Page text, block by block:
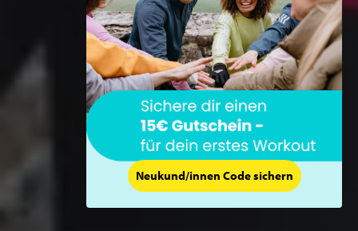
Neukund/innen Code sichern